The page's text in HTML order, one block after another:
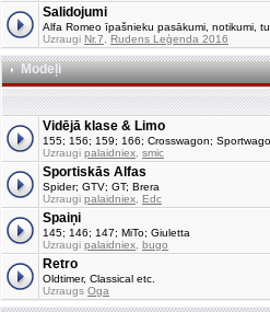
Salidojumi
Alfa Romeo īpašnieku pasākumi, notikumi,
Uzraugi Nr.7 Rudens Leģenda 2016
Modeļi
Vidējā klase & Limo
155; 156; 159; 166; Crosswagon;
Uzraugi palaidniex smic
Sportiskās Alfas
Spider; GTV; GT; Brera
Uzraugi palaidniex Edc
Spaiņi
145; 146; 147; MiTo; Giuletta
Uzraugi palaidniex bugo
Retro
Oldtimer, Classical etc.
Uzraugs Oga